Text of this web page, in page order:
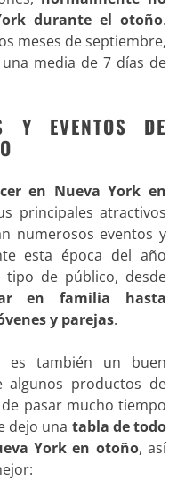
durante el otoño.
meses de septiembre,
media de 7 días de
Y EVENTOS DE
en Nueva York en
principales atractivos
numerosos eventos y
esta época del año
de público, desde
en familia hasta
y parejas.
es también un buen
productos de
pasar mucho tiempo
dejo una tabla de todo
York en otoño, así